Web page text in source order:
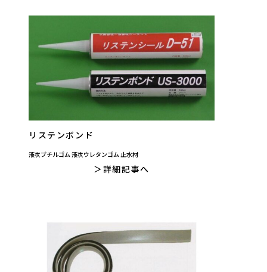
リステンボンド
液状ブチルゴム 液状ウレタンゴム 止水材
詳細記事へ